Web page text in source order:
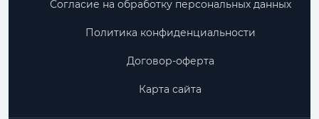
Согласие на обработку персональных данных
Политика конфиденциальности
Договор-оферта
Карта сайта